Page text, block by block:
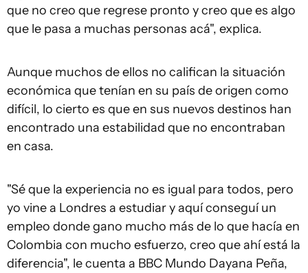
que no creo que regrese pronto y creo que es algo
que le pasa a muchas personas acá", explica.
Aunque muchos de ellos no califican la situación
económica que tenían en su país de origen como
difícil, lo cierto es que en sus nuevos destinos han
encontrado una estabilidad que no encontraban
en casa.
"Sé que la experiencia no es igual para todos, pero
yo vine a Londres a estudiar y aquí conseguí un
empleo donde gano mucho más de lo que hacía en
Colombia con mucho esfuerzo, creo que ahí está la
diferencia", le cuenta a BBC Mundo Dayana Peña,